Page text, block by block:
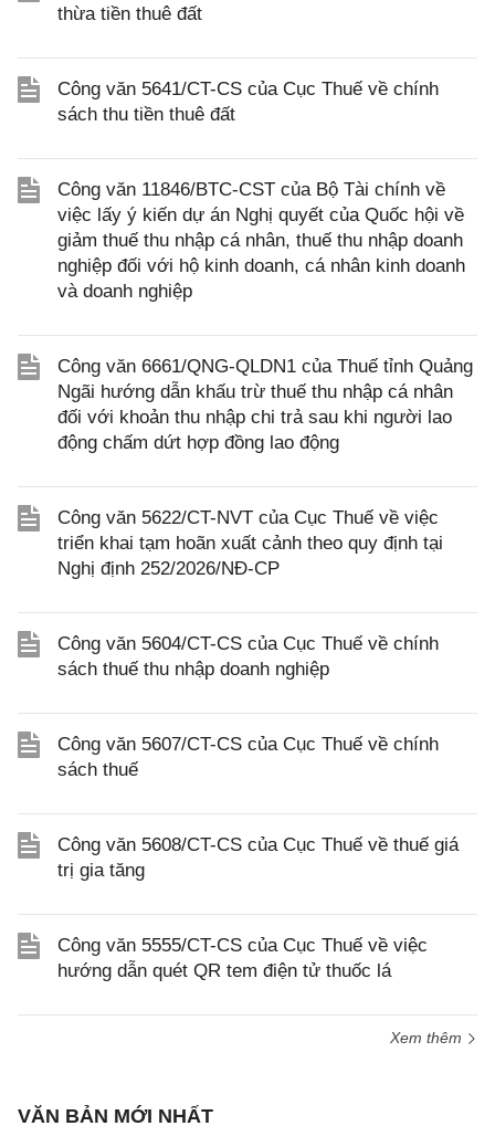
thừa tiền thuê đất
Công văn 5641/CT-CS của Cục Thuế về chính
sách thu tiền thuê đất
Công văn 11846/BTC-CST của Bộ Tài chính về
việc lấy ý kiến dự án Nghị quyết của Quốc hội về
giảm thuế thu nhập cá nhân, thuế thu nhập doanh
nghiệp đối với hộ kinh doanh, cá nhân kinh doanh
và doanh nghiệp
Công văn 6661/QNG-QLDN1 của Thuế tỉnh Quảng
Ngãi hướng dẫn khấu trừ thuế thu nhập cá nhân
đối với khoản thu nhập chi trả sau khi người lao
động chấm dứt hợp đồng lao động
Công văn 5622/CT-NVT của Cục Thuế về việc
triển khai tạm hoãn xuất cảnh theo quy định tại
Nghị định 252/2026/NĐ-CP
Công văn 5604/CT-CS của Cục Thuế về chính
sách thuế thu nhập doanh nghiệp
Công văn 5607/CT-CS của Cục Thuế về chính
sách thuế
Công văn 5608/CT-CS của Cục Thuế về thuế giá
trị gia tăng
Công văn 5555/CT-CS của Cục Thuế về việc
hướng dẫn quét QR tem điện tử thuốc lá
Xem thêm
VĂN BẢN MỚI NHẤT